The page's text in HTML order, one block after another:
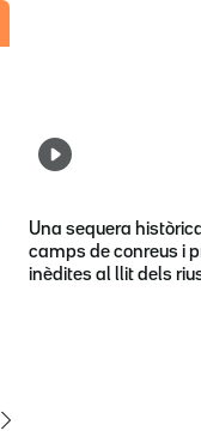
Una sequera
camps de conreus i
inèdites al llit dels